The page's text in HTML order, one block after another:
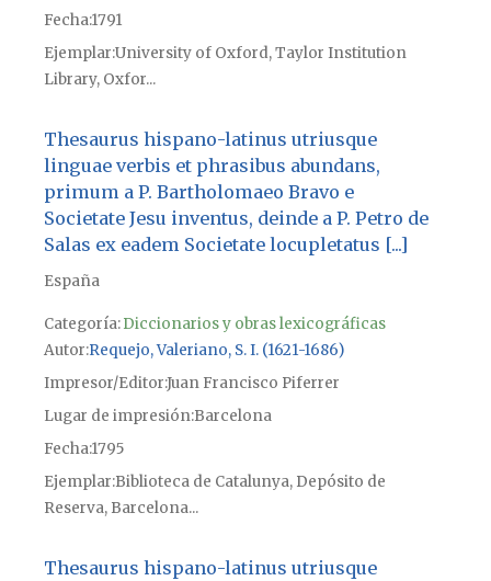
Fecha1791
Ejemplar University of Oxford, Taylor Institution
Library, Oxfor...
Thesaurus hispano-latinus utriusque
linguae verbis et phrasibus abundans,
primum a P. Bartholomaeo Bravo e
Societate Jesu inventus, deinde a P. Petro de
Salas ex eadem Societate locupletatus [...]
España
Categoría:Diccionarios y obras lexicográficas
Autor Requejo, Valeriano, S. I. (1621-1686)
Impresor/EditorJuan Francisco Piferrer
Lugar de impresiónBarcelona
Fecha1795
Ejemplar Biblioteca de Catalunya, Depósito de
Reserva, Barcelona...
Thesaurus hispano-latinus utriusque